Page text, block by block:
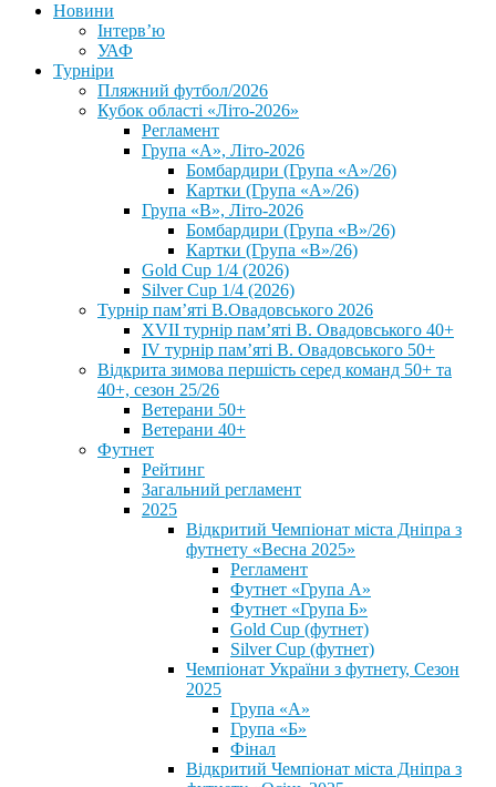
Новини
Інтерв’ю
УАФ
Турніри
Пляжний футбол/2026
Кубок області «Літо-2026»
Регламент
Група «А», Літо-2026
Бомбардири (Група «А»/26)
Картки (Група «А»/26)
Група «В», Літо-2026
Бомбардири (Група «В»/26)
Картки (Група «В»/26)
Gold Cup 1/4 (2026)
Silver Cup 1/4 (2026)
Турнір пам’яті В.Овадовського 2026
XVII турнір пам’яті В. Овадовського 40+
IV турнір пам’яті В. Овадовського 50+
Відкрита зимова першість серед команд 50+ та
40+, сезон 25/26
Ветерани 50+
Ветерани 40+
Футнет
Рейтинг
Загальний регламент
2025
Відкритий Чемпіонат міста Дніпра з
футнету «Весна 2025»
Регламент
Футнет «Група А»
Футнет «Група Б»
Gold Cup (футнет)
Silver Cup (футнет)
Чемпіонат України з футнету, Сезон
2025
Група «А»
Група «Б»
Фінал
Відкритий Чемпіонат міста Дніпра з